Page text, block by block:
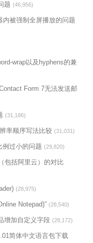
题 (46,956)
内被强制全屏播放的问题
wrap以及hyphens的兼
Form 7无法发送邮
(31,186)
率顺序写法比较 (31,031)
例过小的问题 (29,820)
包括阿里云）的对比
(28,975)
Notepad)” (28,540)
增加自定义字段 (28,172)
简体中文语言包下载